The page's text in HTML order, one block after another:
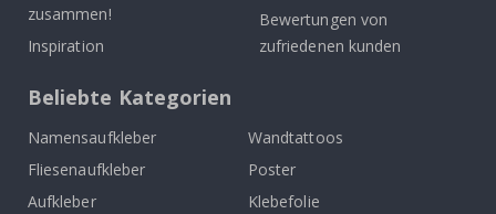
zusammen!
Inspiration
Bewertungen von
zufriedenen kunden
Beliebte Kategorien
Namensaufkleber
Wandtattoos
Fliesenaufkleber
Poster
Aufkleber
Klebefolie